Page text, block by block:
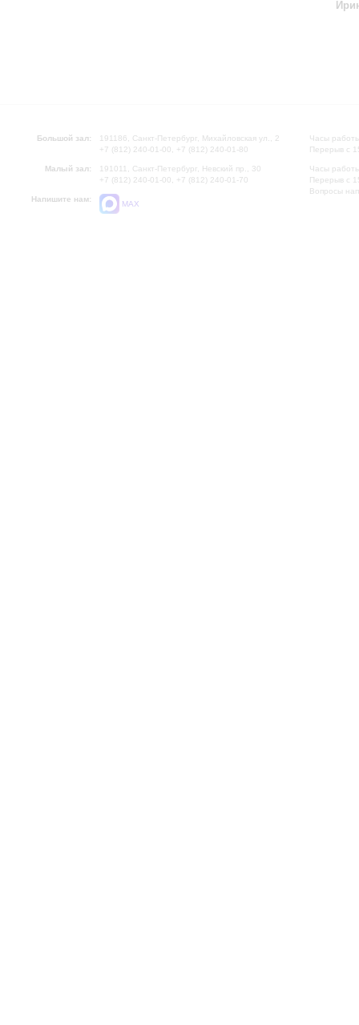
Большой зал:
191186, Санкт-Петербург, Михайловская ул., 2
+7 (812) 240-01-00, +7 (812) 240-01-80
Малый зал:
191011, Санкт-Петербург, Невский пр., 30
+7 (812) 240-01-00, +7 (812) 240-01-70
Напишите нам:
MAX
Часы
Перерыв с
Часы
Перерыв с
Вопросы